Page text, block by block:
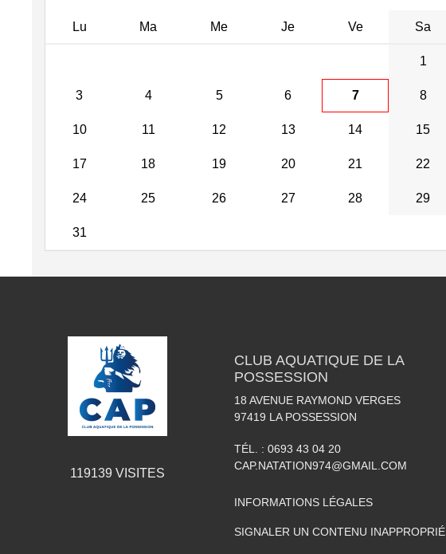
Lu Ma Me Je Ve Sa
1
3 4 5 6 7 8
10 11 12 13 14 15
17 18 19 20 21 22
24 25 26 27 28 29
31
119139 VISITES
CLUB AQUATIQUE DE LA
POSSESSION
18 AVENUE RAYMOND VERGES
97419 LA POSSESSION
TÉL. : 0693 43 04 20
CAP.NATATION974@GMAIL.COM
INFORMATIONS LÉGALES
SIGNALER UN CONTENU INAPPROPRIÉ